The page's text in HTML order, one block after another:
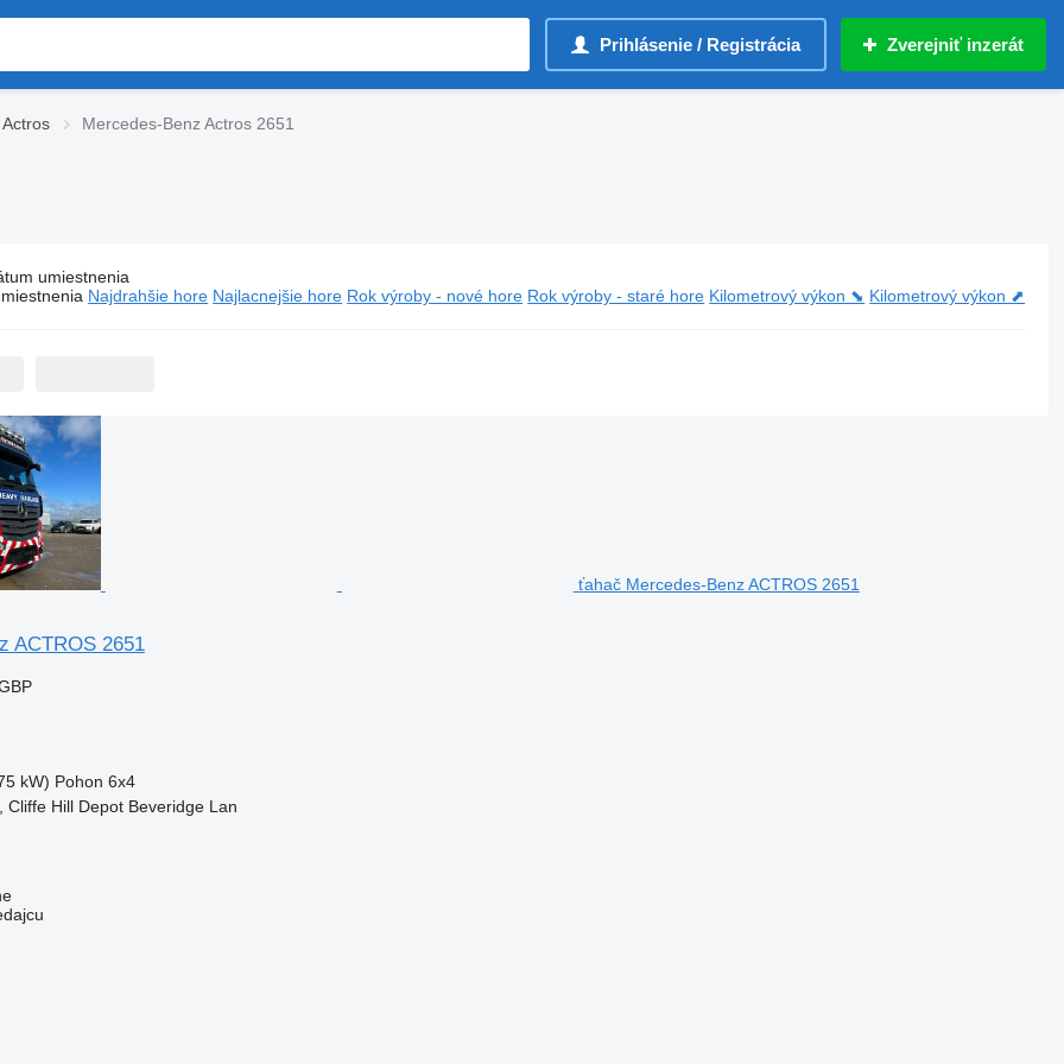
Prihlásenie / Registrácia Zverejniť inzerát
Mercedes-Benz Actros 2651
Ťahače Mercedes-Benz Actros 2651
umiestnenia
Najdrahšie hore Najlacnejšie hore Rok výroby - nové hore Rok výroby - staré hore Kilometrový výkon ⬊ Kilometrový výkon ⬈
ťahač Mercedes-Benz ACTROS 2651
ACTROS 2651
kW) Pohon 6x4
Cliffe Hill Depot Beveridge Lan